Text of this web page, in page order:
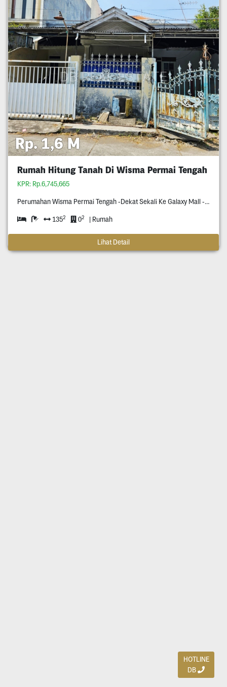
Rp. 1,6 M
Rumah Hitung Tanah Di Wisma Permai Tengah
KPR: Rp.6,745,665
Perumahan Wisma Permai Tengah -Dekat Sekali Ke Galaxy Mall -Dekat Kampus C Unair -Surat Shm -Row Jalan Dua Setengah Mobil -Hadap Utara
1352 02 | Rumah
Lihat Detail
HOTLINE
DB